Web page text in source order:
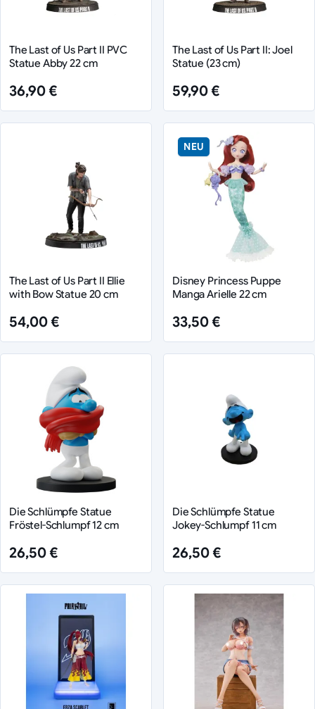
The Last of Us Part II PVC
Statue Abby 22 cm
36,90 €
The Last of Us Part II: Joel
Statue (23 cm)
59,90 €
The Last of Us Part II Ellie
with Bow Statue 20 cm
54,00 €
NEU
Disney Princess Puppe
Manga Arielle 22 cm
33,50 €
Die Schlümpfe Statue
Fröstel-Schlumpf 12 cm
26,50 €
Die Schlümpfe Statue
Jokey-Schlumpf 11 cm
26,50 €